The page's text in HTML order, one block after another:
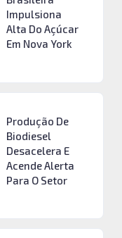
Impulsiona
Alta Do Açúcar
Em Nova York
Produção De
Biodiesel
Desacelera E
Acende Alerta
Para O Setor